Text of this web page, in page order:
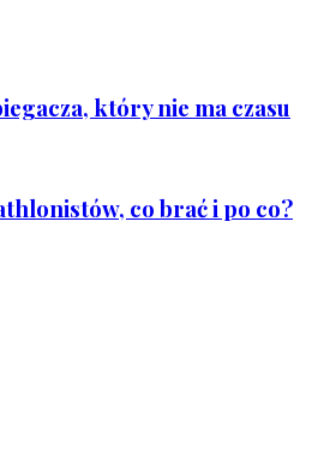
który nie ma czasu
co brać i po co?